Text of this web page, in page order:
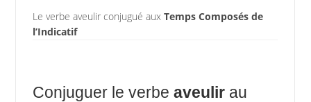
Le verbe aveulir conjugué aux Temps Composés de
l’Indicatif
Conjuguer le verbe aveulirau